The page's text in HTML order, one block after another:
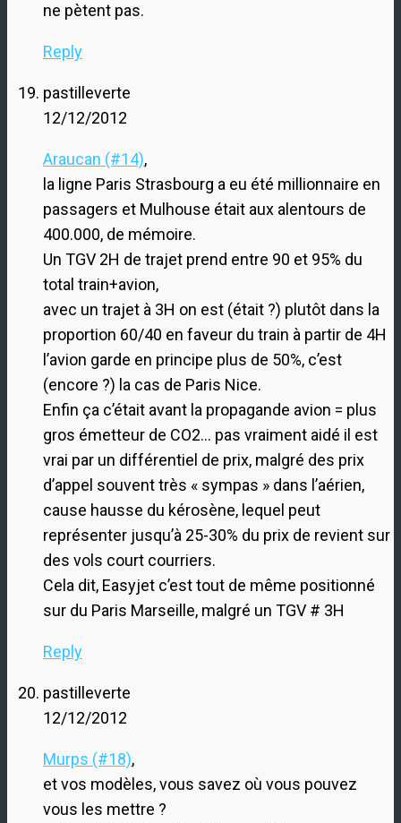
ne pètent pas.
Reply
pastilleverte
12/12/2012
Araucan (#14),
la ligne Paris Strasbourg a eu été millionnaire en
passagers et Mulhouse était aux alentours de
400.000, de mémoire.
Un TGV 2H de trajet prend entre 90 et 95% du
total train+avion,
avec un trajet à 3H on est (était ?) plutôt dans la
proportion 60/40 en faveur du train à partir de 4H
l’avion garde en principe plus de 50%, c’est
(encore ?) la cas de Paris Nice.
Enfin ça c’était avant la propagande avion = plus
gros émetteur de CO2… pas vraiment aidé il est
vrai par un différentiel de prix, malgré des prix
d’appel souvent très « sympas » dans l’aérien,
cause hausse du kérosène, lequel peut
représenter jusqu’à 25-30% du prix de revient sur
des vols court courriers.
Cela dit, Easyjet c’est tout de même positionné
sur du Paris Marseille, malgré un TGV # 3H
Reply
pastilleverte
12/12/2012
Murps (#18),
et vos modèles, vous savez où vous pouvez
vous les mettre ?